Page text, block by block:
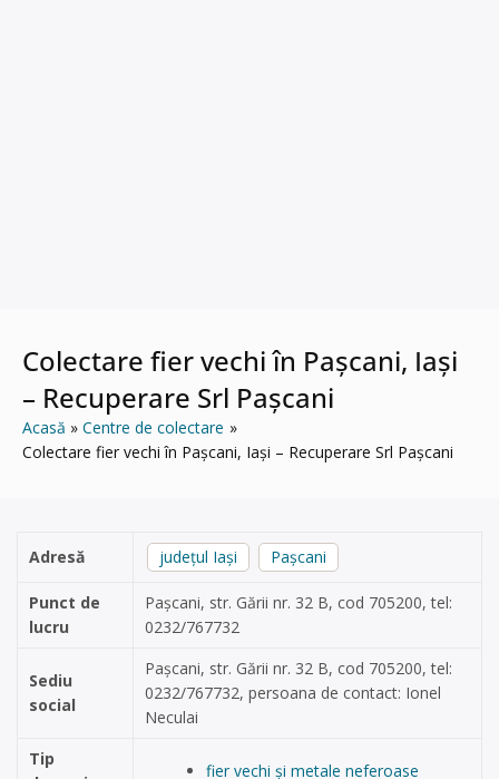
Colectare fier vechi în Pașcani, Iași
– Recuperare Srl Pașcani
Acasă
Centre de colectare
Colectare fier vechi în Pașcani, Iași – Recuperare Srl Pașcani
Adresă județul Iași Pașcani
Punct de
lucru
Pașcani, str. Gării nr. 32 B, cod 705200, tel:
0232/767732
Sediu
social
Pașcani, str. Gării nr. 32 B, cod 705200, tel:
0232/767732, persoana de contact: Ionel
Neculai
Tip
fier vechi și metale neferoase